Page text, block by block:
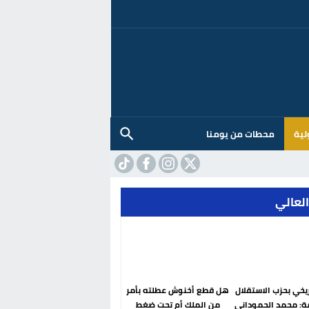
محطات من يومنا
بحزب الاستقلال
محمد الحموداني
هل قطع أخنوش عطلته بأمر
من الملك أم تحت ضغط